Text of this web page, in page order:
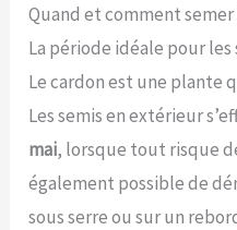
Quand et comment
La période idéale pour les
Le cardon est une plante
Les semis en extérieur
mai, lorsque tout risque
également possible de
sous serre ou sur un